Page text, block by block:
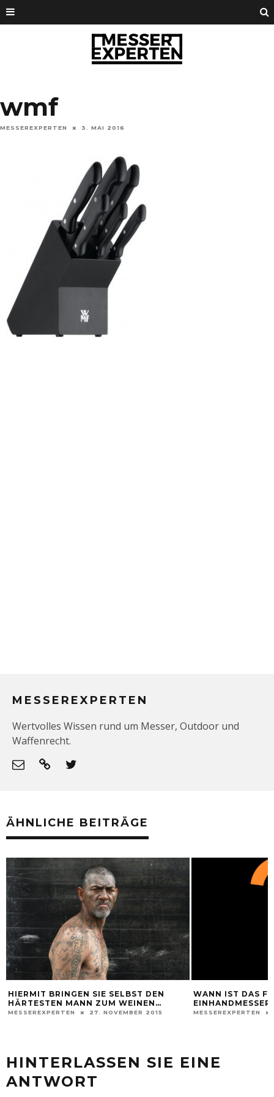
wmf
MESSEREXPERTEN 3. MAI 2016
MESSEREXPERTEN
Wertvolles Wissen rund um Messer, Outdoor und
Waffenrecht.
ÄHNLICHE BEITRÄGE
HIERMIT BRINGEN SIE SELBST DEN
HÄRTESTEN MANN ZUM WEINEN…
MESSEREXPERTEN 27. NOVEMBER 2015
WANN IST DAS
MESSEREXPERTEN
HINTERLASSEN SIE EINE
ANTWORT